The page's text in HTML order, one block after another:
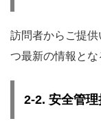
訪問者からご提
つ最新の情報とな
2-2. 安全管理